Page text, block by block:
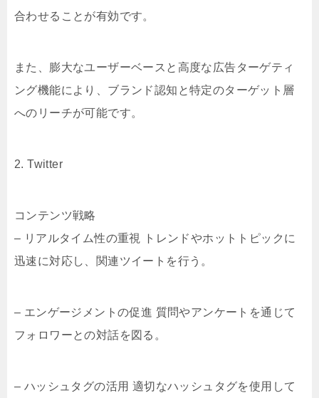
合わせることが有効です。
また、膨大なユーザーベースと高度な広告ターゲティ
ング機能により、ブランド認知と特定のターゲット層
へのリーチが可能です。
2. Twitter
コンテンツ戦略
– リアルタイム性の重視 トレンドやホットトピックに
迅速に対応し、関連ツイートを行う。
– エンゲージメントの促進 質問やアンケートを通じて
フォロワーとの対話を図る。
– ハッシュタグの活用 適切なハッシュタグを使用して